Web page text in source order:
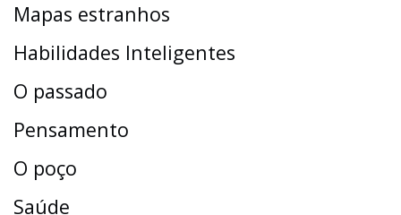
Mapas estranhos
Habilidades Inteligentes
O passado
Pensamento
O poço
Saúde